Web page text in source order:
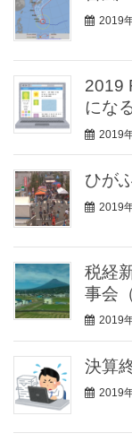
2019
2019
にな
2019
ひが
2019
税経
事会
2019
決算
2019